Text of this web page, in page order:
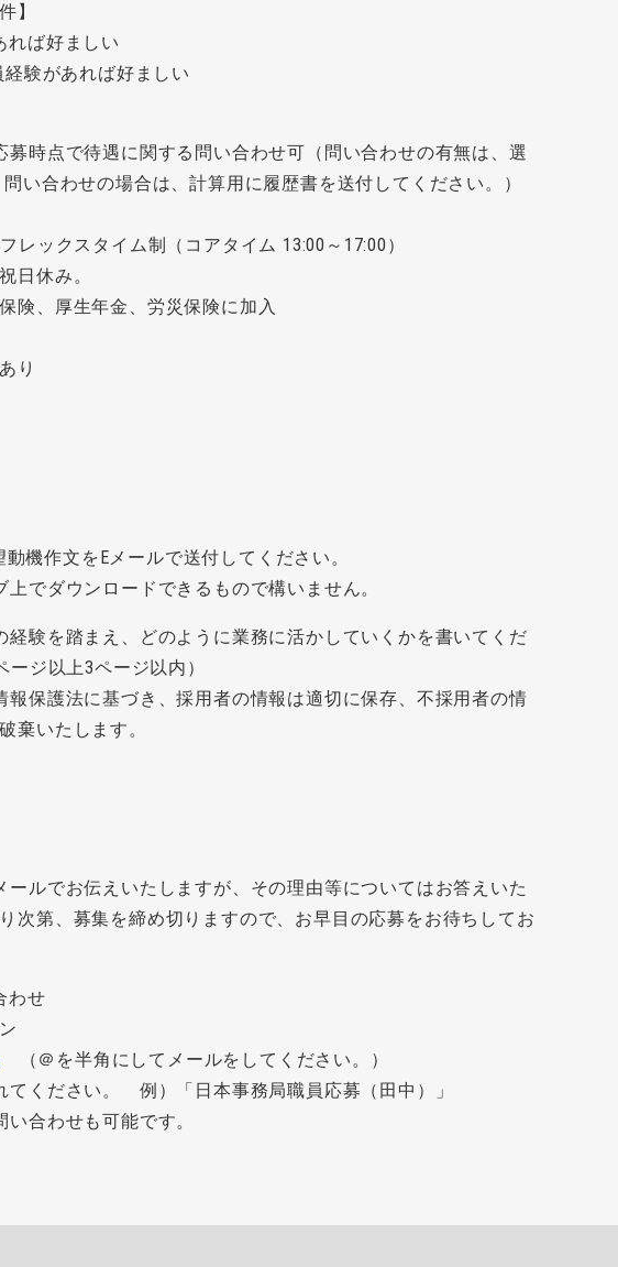
】
れば好ましい
経験があれば好ましい
募時点で待遇に関する問い合わせ可（問い合わせの有無は、選
い合わせの場合は、計算用に履歴書を送付してください。）
レックスタイム制（コアタイム 13:00～17:00）
日休み。
険、厚生年金、労災保険に加入
り
機作文をEメールで送付してください。
でダウンロードできるもので構いません。
経験を踏まえ、どのように業務に活かしていくかを書いてくだ
ジ以上3ページ以内）
報保護法に基づき、採用者の情報は適切に保存、不採用者の情
棄いたします。
ルでお伝えいたしますが、その理由等についてはお答えいた
次第、募集を締め切りますので、お早目の応募をお待ちしてお
わせ
（＠を半角にしてメールをしてください。）
てください。 例）「日本事務局職員応募（田中）」
合わせも可能です。